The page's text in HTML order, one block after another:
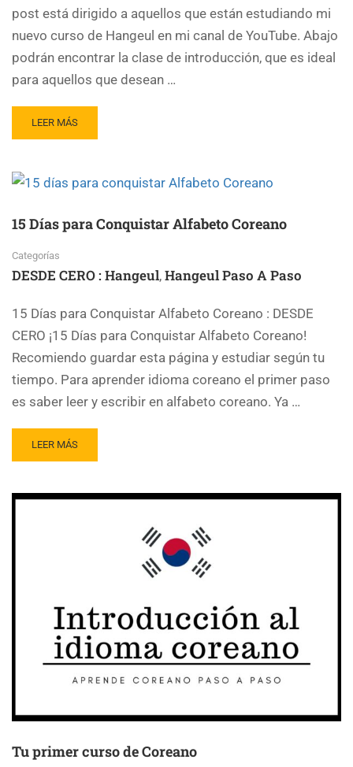
post está dirigido a aquellos que están estudiando mi
nuevo curso de Hangeul en mi canal de YouTube. Abajo
podrán encontrar la clase de introducción, que es ideal
para aquellos que desean …
LEER MÁS
15 Días para Conquistar Alfabeto Coreano
Categorías
DESDE CERO : Hangeul, Hangeul Paso A Paso
15 Días para Conquistar Alfabeto Coreano : DESDE
CERO ¡15 Días para Conquistar Alfabeto Coreano!
Recomiendo guardar esta página y estudiar según tu
tiempo. Para aprender idioma coreano el primer paso
es saber leer y escribir en alfabeto coreano. Ya …
LEER MÁS
Tu primer curso de Coreano